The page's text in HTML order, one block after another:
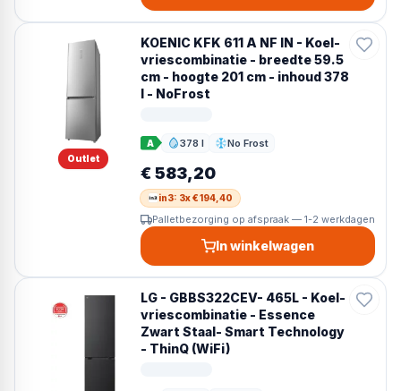
Outlet
KOENIC KFK 611 A NF IN - Koel-
vriescombinatie - breedte 59.5
cm - hoogte 201 cm - inhoud 378
l - NoFrost
A 378 l
Inhoud No Frost
Ontdooien
€ 583,20
in3: 3x € 194,40
Palletbezorging op afspraak — 1-2 werkdagen
In winkelwagen
LG - GBBS322CEV- 465L - Koel-
vriescombinatie - Essence
Zwart Staal- Smart Technology
- ThinQ (WiFi)